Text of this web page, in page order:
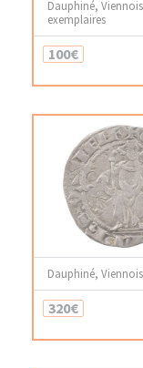
Dauphiné,
exemplaires
100€
Dauphiné,
320€